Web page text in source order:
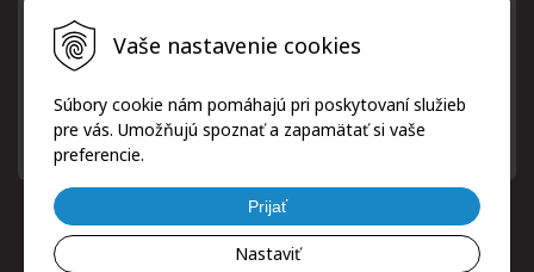
Vaše nastavenie cookies
Súbory cookie nám pomáhajú pri poskytovaní služieb
pre vás. Umožňujú spoznať a zapamätať si vaše
preferencie.
Prijať
Nastaviť
Vaše osobné údaje (email) budeme spracovávať len za týmto
účelom v súlade s platnou legislatívou a zásadami ochrany
osobných údajov. Súhlas potvrdíte kliknutím na odkaz, ktorý
písomne, emailom alebo kliknutím na odkaz z ktoréhokoľvek
informačného emailu.
© 2026 ProfiPneuServis!